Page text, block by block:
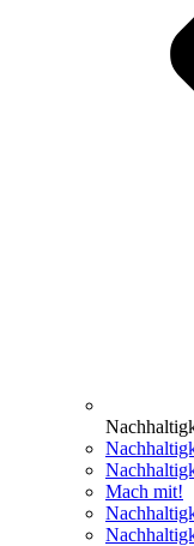
Mach mit!